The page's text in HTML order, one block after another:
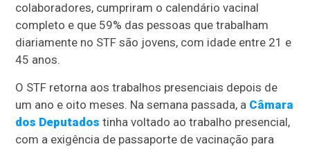
colaboradores, cumpriram o calendário vacinal
completo e que 59% das pessoas que trabalham
diariamente no STF são jovens, com idade entre 21 e
45 anos.
O STF retorna aos trabalhos presenciais depois de
um ano e oito meses. Na semana passada, a Câmara
dos Deputados tinha voltado ao trabalho presencial,
com a exigência de passaporte de vacinação para